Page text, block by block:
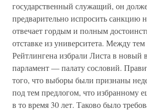
государственный служащий, он
предварительно испросить санкцию
отвечает гордым и полным
отставке из университета. Между
Рейтлингена избрали Листа в новый
парламент — палату сословий.
того, что выборы были признаны
под тем предлогом, что избранному
в то время 30 лет. Таково было